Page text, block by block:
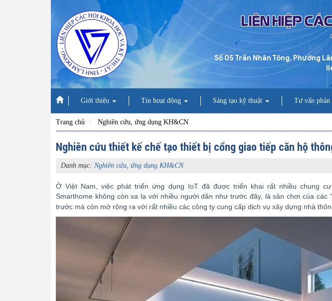
LIÊN HIỆP
Số 05 Trần Nhân Tông, Phường
Giới thiệu Tin hoạt động Sáng tạo kỹ thuật Tư vấn phản
Trang chủ Nghiên cứu, ứng dụng KH&CN
Nghiên cứu thiết kế chế tạo thiết bị cổng giao tiếp căn hộ
Danh mục: Nghiên cứu, ứng dụng KH&CN
Ở Việt Nam, việc phát triển ứng dụng IoT đã được triển khai rất nhiều chung
Smarthome không còn xa lạ với nhiều người dân như trước đây, là sân chơi của các “
trước mà còn mở rộng ra với rất nhiều các công ty cung cấp dịch vụ xây dựng nhà